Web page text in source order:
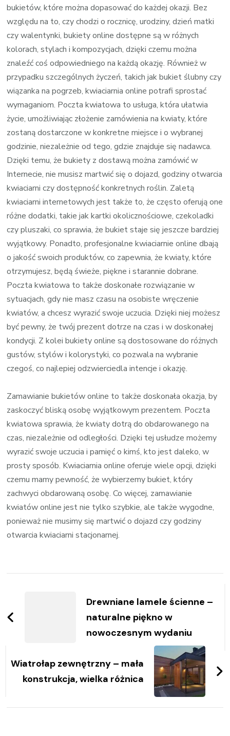
bukietów, które można dopasować do każdej okazji. Bez
względu na to, czy chodzi o rocznicę, urodziny, dzień matki
czy walentynki, bukiety online dostępne są w różnych
kolorach, stylach i kompozycjach, dzięki czemu można
znaleźć coś odpowiedniego na każdą okazję. Również w
przypadku szczególnych życzeń, takich jak bukiet ślubny czy
wiązanka na pogrzeb, kwiaciarnia online potrafi sprostać
wymaganiom. Poczta kwiatowa to usługa, która ułatwia
życie, umożliwiając złożenie zamówienia na kwiaty, które
zostaną dostarczone w konkretne miejsce i o wybranej
godzinie, niezależnie od tego, gdzie znajduje się nadawca.
Dzięki temu, że bukiety z dostawą można zamówić w
Internecie, nie musisz martwić się o dojazd, godziny otwarcia
kwiaciarni czy dostępność konkretnych roślin. Zaletą
kwiaciarni internetowych jest także to, że często oferują one
różne dodatki, takie jak kartki okolicznościowe, czekoladki
czy pluszaki, co sprawia, że bukiet staje się jeszcze bardziej
wyjątkowy. Ponadto, profesjonalne kwiaciarnie online dbają
o jakość swoich produktów, co zapewnia, że kwiaty, które
otrzymujesz, będą świeże, piękne i starannie dobrane.
Poczta kwiatowa to także doskonałe rozwiązanie w
sytuacjach, gdy nie masz czasu na osobiste wręczenie
kwiatów, a chcesz wyrazić swoje uczucia. Dzięki niej możesz
być pewny, że twój prezent dotrze na czas i w doskonałej
kondycji. Z kolei bukiety online są dostosowane do różnych
gustów, stylów i kolorystyki, co pozwala na wybranie
czegoś, co najlepiej odzwierciedla intencje i okazję.
Zamawianie bukietów online to także doskonała okazja, by
zaskoczyć bliską osobę wyjątkowym prezentem. Poczta
kwiatowa sprawia, że kwiaty dotrą do obdarowanego na
czas, niezależnie od odległości. Dzięki tej usłudze możemy
wyrazić swoje uczucia i pamięć o kimś, kto jest daleko, w
prosty sposób. Kwiaciarnia online oferuje wiele opcji, dzięki
czemu mamy pewność, że wybierzemy bukiet, który
zachwyci obdarowaną osobę. Co więcej, zamawianie
kwiatów online jest nie tylko szybkie, ale także wygodne,
ponieważ nie musimy się martwić o dojazd czy godziny
otwarcia kwiaciarni stacjonarnej.
Drewniane lamele ścienne –
naturalne piękno w
nowoczesnym wydaniu
Wiatrołap zewnętrzny – mała
konstrukcja, wielka różnica